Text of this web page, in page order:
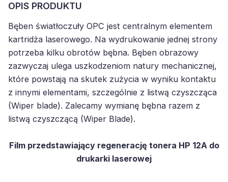
OPIS PRODUKTU
Bęben światłoczuły OPC jest centralnym elementem
kartridża laserowego. Na wydrukowanie jednej strony
potrzeba kilku obrotów bębna. Bęben obrazowy
zazwyczaj ulega uszkodzeniom natury mechanicznej,
które powstają na skutek zużycia w wyniku kontaktu
z innymi elementami, szczególnie z listwą czyszcząca
(Wiper blade). Zalecamy wymianę bębna razem z
listwą czyszczącą (Wiper Blade).
Film przedstawiający regenerację tonera HP 12A do
drukarki laserowej